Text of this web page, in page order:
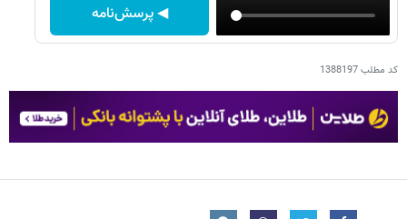
◀ پرسش‌نامه
کد مطلب1388197